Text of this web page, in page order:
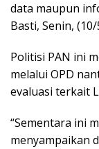
data maupun
Basti, Senin,
Politisi PAN ini
melalui OPD
evaluasi terkait
“Sementara ini
menyampaikan